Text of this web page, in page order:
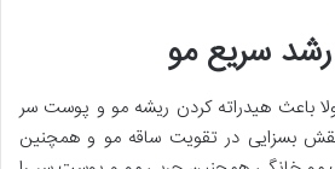
سریع مو
باعث هیدراته کردن ریشه مو و پوست سر
بسزایی در تقویت ساقه مو و همچنین